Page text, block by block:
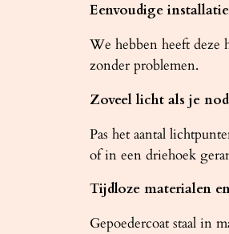
Eenvoudige installatie
We hebben heeft deze
zonder problemen.
Zoveel licht als je
Pas het aantal
of in een driehoek
Tijdloze materialen
Gepoedercoat staal in